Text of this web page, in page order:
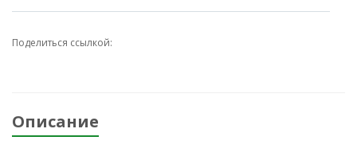
Поделиться ссылкой:
Описание